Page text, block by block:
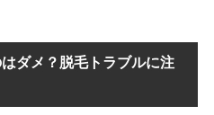
ダメ？脱毛トラブルに注